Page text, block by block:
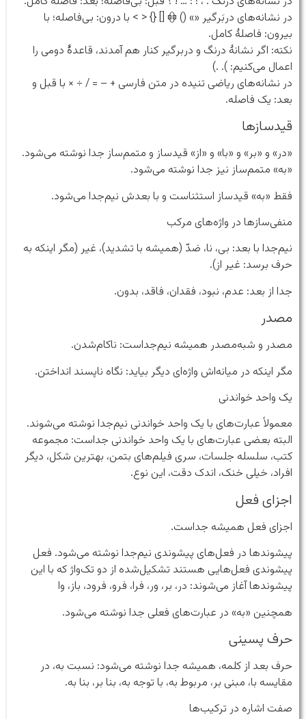
در نشانه‌های دربَرگیر «» () ﴿﴾ [] {} < > با ‌درون: بی‌فاصله؛ با
‌بیرون: فاصلهٔ کامل.
نکته: اگر نشانهٔ درنگ و دربرگیر کنار هم آمدند، قاعدهٔ دومی را
اعمال می‌کنیم: ). .)
در نشانه‌های ریاضی تنیده در متن فارسی + – = / ÷ × با قبل و
بعد: یک فاصله.
قیدسازها
«در» و «بر» و «با» و «از» قیدساز و متمم‌ساز جدا نوشته می‌شود.
«به» متمم‌ساز نیز جدا نوشته می‌شود.
فقط «به» قیدساز استثناست و با بعدش نیم‌جدا می‌شود.
منفی‌سازها در واژه‌های مرکب
نیم‌جدا با بعد: بی، نا، ضدّ (همیشه با تشدید)، غیر (مگر اینکه به
حرف برسد: غیر از).
جدا از بعد: عدم، نبود، فقدان، فاقد، بدون.
مصدر
مصدر و شبه‌مصدر همیشه نیم‌جداست: ناکام‌شدن.
مگر اینکه در میانه‌اش واژه‌ای دیگر بیاید: نگاه ناپسند انداختن.
یک واحد خواندنی
معمولاً‌ عبارت‌های با یک واحد خواندنی نیم‌جدا نوشته می‌شوند.
البته بعضی عبارت‌های با یک واحد خواندنی جداست: مجموعه
کتب، سلسله جلسات، سری فیلم‌های بتمن، بهترین شکل، دیگر
افراد، خیلی خنک، اندک دقت، این نوع.
اجزای فعل
اجزای فعل همیشه جداست.
پیشوندها در فعل‌های پیشوندی نیم‌جدا نوشته می‌شود. فعل
پیشوندی فعل‌هایی هستند تشکیل‌شده از دو تک‌واژ که با این
پیشوندها آغاز می‌شوند: در، بر، ور، فرا، فرو، فرود، باز، وا
همچنین «به» در عبارت‌های فعلی جدا نوشته می‌شود.
حرف پسینی
حرف بعد از کلمه، همیشه جدا نوشته می‌شود: نسبت به، در
مقایسه با، مبنی بر، مربوط به، با توجه به، بنا بر، بنا به.
صفت اشاره در ترکیب‌ها